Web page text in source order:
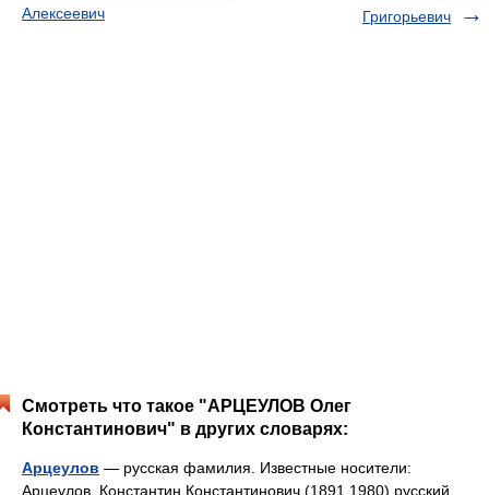
Алексеевич
Григорьевич
Смотреть что такое "АРЦЕУЛОВ Олег
Константинович" в других словарях:
Арцеулов — русская фамилия. Известные носители:
Арцеулов, Константин Константинович (1891 1980) русский